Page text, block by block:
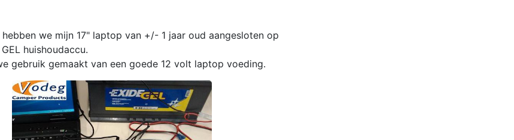
we mijn 17" laptop van +/- 1 jaar oud aangesloten op
huishoudaccu.
gebruik gemaakt van een goede 12 volt laptop voeding.